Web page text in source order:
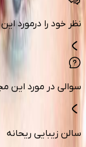
نظر خود را درمورد
سوالی در مورد این
سالن زیبایی ریحانه